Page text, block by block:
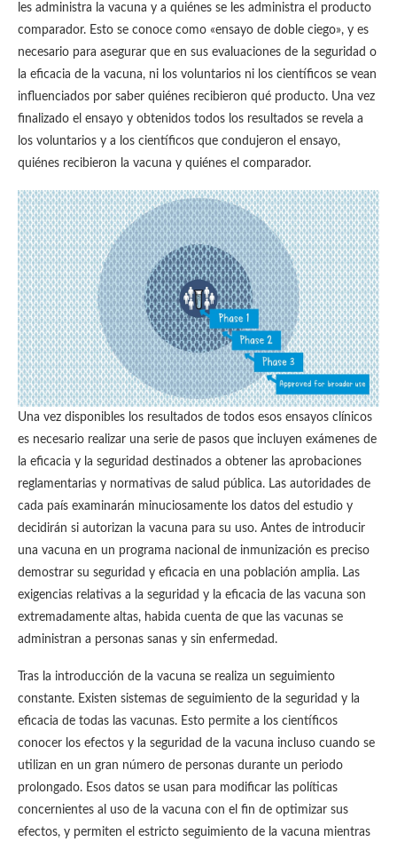
les administra la vacuna y a quiénes se les administra el producto
comparador. Esto se conoce como «ensayo de doble ciego», y es
necesario para asegurar que en sus evaluaciones de la seguridad o
la eficacia de la vacuna, ni los voluntarios ni los científicos se vean
influenciados por saber quiénes recibieron qué producto. Una vez
finalizado el ensayo y obtenidos todos los resultados se revela a
los voluntarios y a los científicos que condujeron el ensayo,
quiénes recibieron la vacuna y quiénes el comparador.
Una vez disponibles los resultados de todos esos ensayos clínicos
es necesario realizar una serie de pasos que incluyen exámenes de
la eficacia y la seguridad destinados a obtener las aprobaciones
reglamentarias y normativas de salud pública. Las autoridades de
cada país examinarán minuciosamente los datos del estudio y
decidirán si autorizan la vacuna para su uso. Antes de introducir
una vacuna en un programa nacional de inmunización es preciso
demostrar su seguridad y eficacia en una población amplia. Las
exigencias relativas a la seguridad y la eficacia de las vacuna son
extremadamente altas, habida cuenta de que las vacunas se
administran a personas sanas y sin enfermedad.
Tras la introducción de la vacuna se realiza un seguimiento
constante. Existen sistemas de seguimiento de la seguridad y la
eficacia de todas las vacunas. Esto permite a los científicos
conocer los efectos y la seguridad de la vacuna incluso cuando se
utilizan en un gran número de personas durante un periodo
prolongado. Esos datos se usan para modificar las políticas
concernientes al uso de la vacuna con el fin de optimizar sus
efectos, y permiten el estricto seguimiento de la vacuna mientras